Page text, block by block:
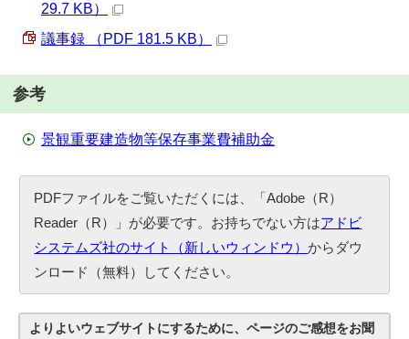
29.7 KB）
議事録 （PDF 181.5 KB）
参考
景観重要建造物等保存事業費補助金
PDFファイルをご覧いただくには、「Adobe（R）
Reader（R）」が必要です。お持ちでない方はアドビ
システムズ社のサイト（新しいウィンドウ）からダウ
ンロード（無料）してください。
よりよいウェブサイトにするために、ページのご感想をお聞